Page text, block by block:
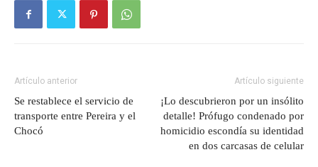
Artículo anterior
Se restablece el servicio de
transporte entre Pereira y el
Chocó
Artículo siguiente
¡Lo descubrieron por un insólito
detalle! Prófugo condenado por
homicidio escondía su identidad
en dos carcasas de celular